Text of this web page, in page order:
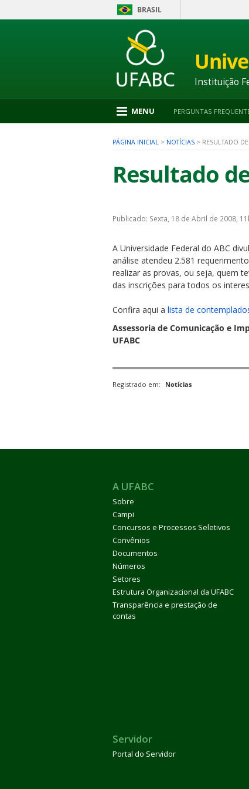
BRASIL
para
2
Ir
4
Instituição
MENU PERGUNTAS
PÁGINA INICIAL > NOTÍCIAS > RESULTADO
Resultado
Publicado: Sexta, 18 de Abril de 2008,
A Universidade Federal do ABC
análise atendeu 2.581
realizar as provas, ou seja, quem
das inscrições para todos os
Confira aqui a lista de
Assessoria de Comunicação e
UFABC
Registrado em: Notícias
A UFABC
Sobre
Campi
Concursos e Processos Seletivos
Convênios
Documentos
Números
Setores
Estrutura Organizacional da UFABC
Transparência e prestação de
contas
Servidor
Portal do Servidor